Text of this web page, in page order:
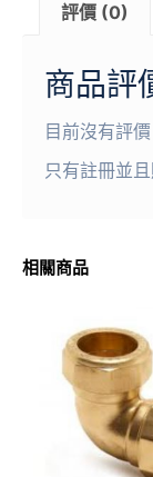
評價 (0)
商品評
目前沒有評價
只有註冊並
相關商品